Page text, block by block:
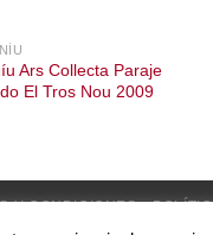
Ars Collecta Paraje
El Tros Nou 2009
Y CONDICIONES